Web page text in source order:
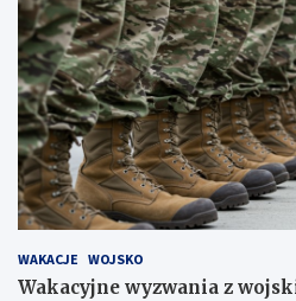
WAKACJE WOJSKO
Wakacyjne wyzwania z